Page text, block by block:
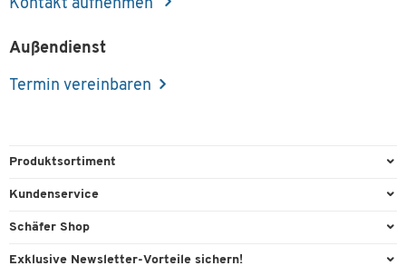
Kontakt aufnehmen
Außendienst
Termin vereinbaren
Produktsortiment
Büroausstattung
Kundenservice
Direktbestellung
Schäfer Shop
AGB
Exklusive Newsletter-Vorteile sichern!